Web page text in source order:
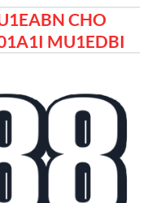
CHO
MU1EDBI